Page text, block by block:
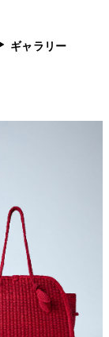
ギャラリー